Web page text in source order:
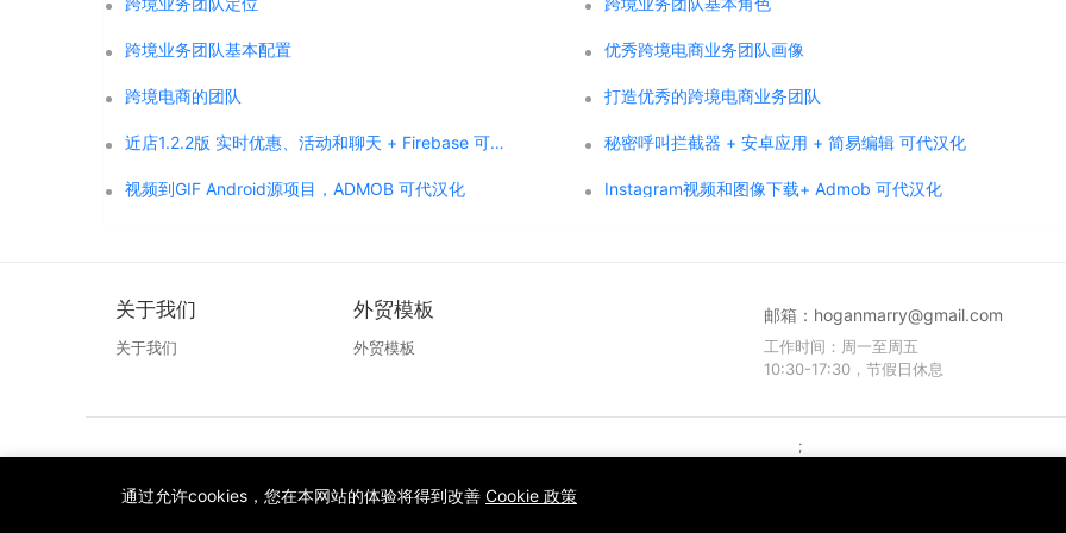
跨境业务团队基本配置 优秀跨境电商业务团队画像
跨境电商的团队 打造优秀的跨境电商业务团队
近店1.2.2版 实时优惠、活动和聊天 + Firebase 可代汉化 秘密呼叫拦截器 + 安卓应用 + 简易编辑 可代汉化
视频到GIF Android源项目，ADMOB 可代汉化 Instagram视频和图像下载+ Admob 可代汉化
关于我们
关于我们
外贸模板
外贸模板
邮箱： hoganmarry@gmail.com
工作时间：周一至周五
10:30-17:30，节假日休息
;
通过允许cookies，您在本网站的体验将得到改善 Cookie 政策